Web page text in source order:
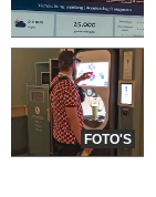
FOTO'S